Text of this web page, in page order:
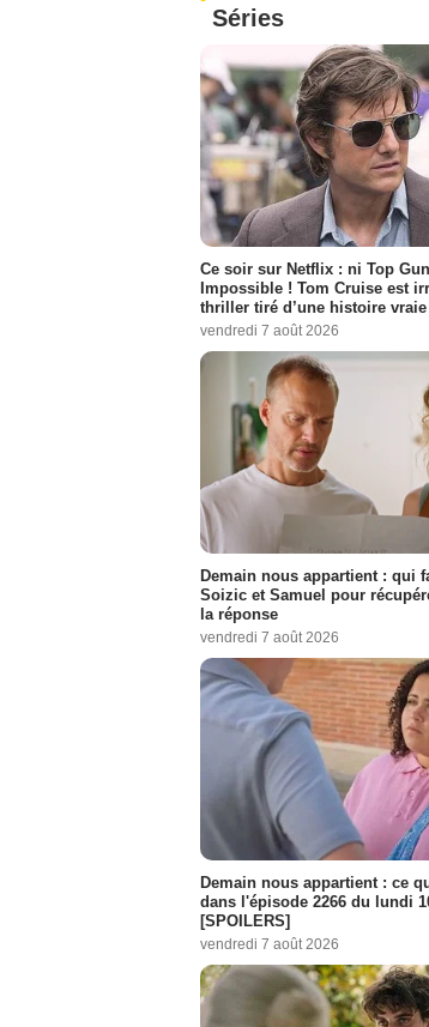
Séries
Ce soir sur Netflix : ni Top
Impossible ! Tom Cruise est
thriller tiré d’une histoire vraie
vendredi 7 août 2026
Demain nous appartient : qui
Soizic et Samuel pour
la réponse
vendredi 7 août 2026
Demain nous appartient : ce
dans l'épisode 2266 du lundi
[SPOILERS]
vendredi 7 août 2026